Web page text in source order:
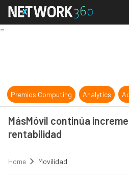
Premios Computing Analytics
MásMóvil continúa
rentabilidad
Home Movilidad